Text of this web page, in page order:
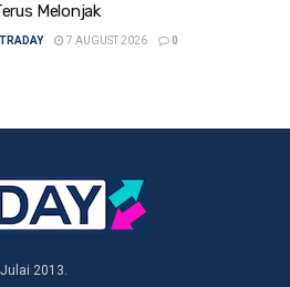
Melonjak
7 AUGUST 2026 0
2013.